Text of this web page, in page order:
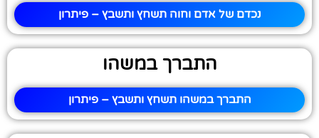
נכדם של אדם וחוה תשחץ ותשבץ – פיתרון
התברך במשהו
התברך במשהו תשחץ ותשבץ – פיתרון